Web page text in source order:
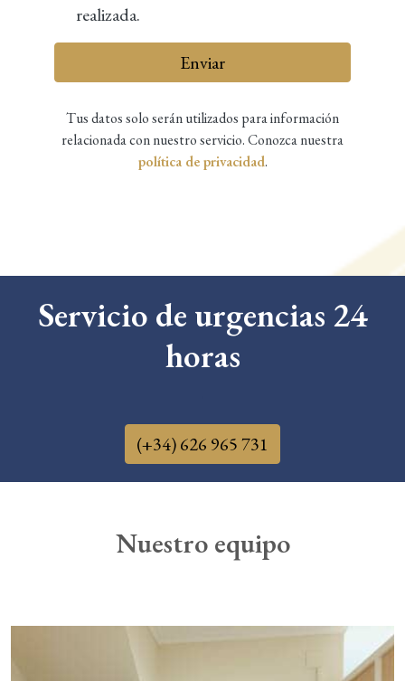
realizada.
Enviar
Tus datos solo serán utilizados para información
relacionada con nuestro servicio. Conozca nuestra
política de privacidad.
Servicio de urgencias 24
horas
(+34) 626 965 731
Nuestro equipo